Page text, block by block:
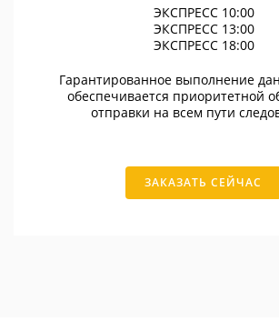
ЭКСПРЕСС 10:00
ЭКСПРЕСС 13:00
ЭКСПРЕСС 18:00
Гарантированное выполнение
обеспечивается приоритетной
отправки на всем пути
ЗАКАЗАТЬ СЕЙЧАС